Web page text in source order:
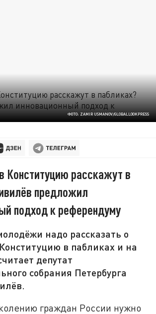
ФОТО: ZAMIR USMANOV/GLOBALLOOKPRESS
Конституцию расскажут в
предложил
подход к референдуму
надо рассказать о
в пабликах и на
депутат
собрания Петербурга
граждан России нужно